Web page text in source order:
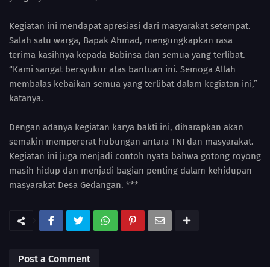
Kegiatan ini mendapat apresiasi dari masyarakat setempat.
Salah satu warga, Bapak Ahmad, mengungkapkan rasa
terima kasihnya kepada Babinsa dan semua yang terlibat.
“Kami sangat bersyukur atas bantuan ini. Semoga Allah
membalas kebaikan semua yang terlibat dalam kegiatan ini,”
katanya.
Dengan adanya kegiatan karya bakti ini, diharapkan akan
semakin mempererat hubungan antara TNI dan masyarakat.
Kegiatan ini juga menjadi contoh nyata bahwa gotong royong
masih hidup dan menjadi bagian penting dalam kehidupan
masyarakat Desa Gedangan. ***
Post a Comment